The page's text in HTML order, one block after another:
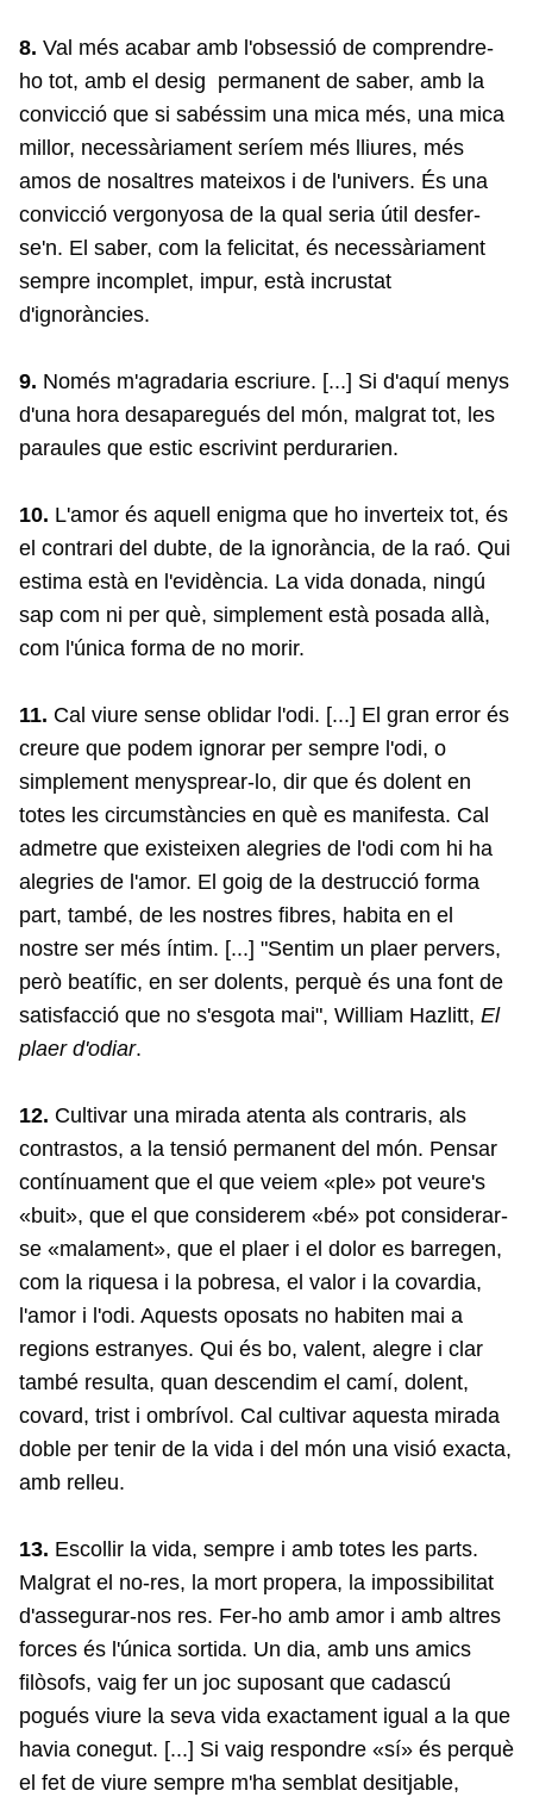
8. Val més acabar amb l'obsessió de comprendre-
ho tot, amb el desig permanent de saber, amb la
convicció que si sabéssim una mica més, una mica
millor, necessàriament seríem més lliures, més
amos de nosaltres mateixos i de l'univers. És una
convicció vergonyosa de la qual seria útil desfer-
se'n. El saber, com la felicitat, és necessàriament
sempre incomplet, impur, està incrustat
d'ignoràncies.
9. Només m'agradaria escriure. [...] Si d'aquí menys
d'una hora desaparegués del món, malgrat tot, les
paraules que estic escrivint perdurarien.
10. L'amor és aquell enigma que ho inverteix tot, és
el contrari del dubte, de la ignorància, de la raó. Qui
estima està en l'evidència. La vida donada, ningú
sap com ni per què, simplement està posada allà,
com l'única forma de no morir.
11. Cal viure sense oblidar l'odi. [...] El gran error és
creure que podem ignorar per sempre l'odi, o
simplement menysprear-lo, dir que és dolent en
totes les circumstàncies en què es manifesta. Cal
admetre que existeixen alegries de l'odi com hi ha
alegries de l'amor. El goig de la destrucció forma
part, també, de les nostres fibres, habita en el
nostre ser més íntim. [...] "Sentim un plaer pervers,
però beatífic, en ser dolents, perquè és una font de
satisfacció que no s'esgota mai", William Hazlitt, El
plaer d'odiar.
12. Cultivar una mirada atenta als contraris, als
contrastos, a la tensió permanent del món. Pensar
contínuament que el que veiem «ple» pot veure's
«buit», que el que considerem «bé» pot considerar-
se «malament», que el plaer i el dolor es barregen,
com la riquesa i la pobresa, el valor i la covardia,
l'amor i l'odi. Aquests oposats no habiten mai a
regions estranyes. Qui és bo, valent, alegre i clar
també resulta, quan descendim el camí, dolent,
covard, trist i ombrívol. Cal cultivar aquesta mirada
doble per tenir de la vida i del món una visió exacta,
amb relleu.
13. Escollir la vida, sempre i amb totes les parts.
Malgrat el no-res, la mort propera, la impossibilitat
d'assegurar-nos res. Fer-ho amb amor i amb altres
forces és l'única sortida. Un dia, amb uns amics
filòsofs, vaig fer un joc suposant que cadascú
pogués viure la seva vida exactament igual a la que
havia conegut. [...] Si vaig respondre «sí» és perquè
el fet de viure sempre m'ha semblat desitjable,